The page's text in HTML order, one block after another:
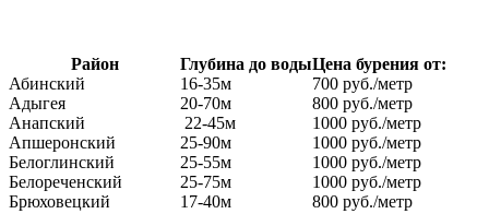
Район Глубина до водыЦена бурения от:
Абинский
16-35м
700 руб./метр
Адыгея
20-70м
800 руб./метр
Анапский
22-45м
1000 руб./метр
Апшеронский
25-90м
1000 руб./метр
Белоглинский
25-55м
1000 руб./метр
Белореченский
25-75м
1000 руб./метр
Брюховецкий
17-40м
800 руб./метр